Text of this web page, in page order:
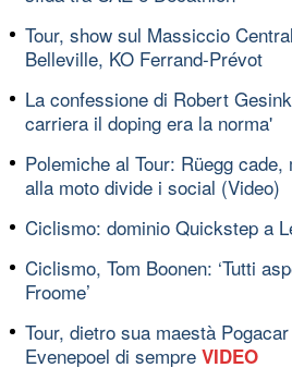
Tour, show sul Massiccio
Belleville, KO Ferrand-Prévot
La confessione di Robert
carriera il doping era la norma'
Polemiche al Tour: Rüegg
alla moto divide i social (Video)
Ciclismo: dominio Quickstep a
Ciclismo, Tom Boonen: ‘Tutti
Froome’
Tour, dietro sua maestà
Evenepoel di sempre VIDEO